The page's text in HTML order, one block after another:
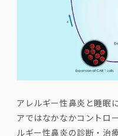
アレルギー性鼻炎と睡眠
アではなかなかコントロ
ルギー性鼻炎の診断・治